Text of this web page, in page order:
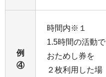
例
④
時間内※１
1.5時間の活動で
おためし券を
２枚利用した場